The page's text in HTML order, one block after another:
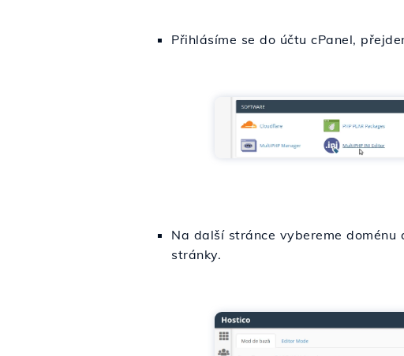
Přihlásíme se do účtu cPanel,
Na další stránce vybereme
stránky.